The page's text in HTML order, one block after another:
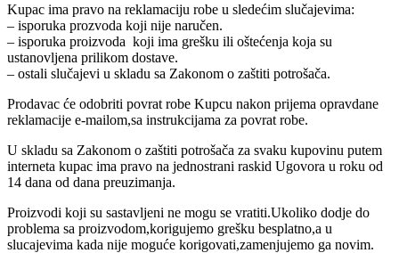
Kupac ima pravo na reklamaciju robe u sledećim slučajevima:
– isporuka prozvoda koji nije naručen.
– isporuka proizvoda koji ima grešku ili oštećenja koja su
ustanovljena prilikom dostave.
– ostali slučajevi u skladu sa Zakonom o zaštiti potrošača.
Prodavac će odobriti povrat robe Kupcu nakon prijema opravdane
reklamacije e-mailom,sa instrukcijama za povrat robe.
U skladu sa Zakonom o zaštiti potrošača za svaku kupovinu putem
interneta kupac ima pravo na jednostrani raskid Ugovora u roku od
14 dana od dana preuzimanja.
Proizvodi koji su sastavljeni ne mogu se vratiti.Ukoliko dodje do
problema sa proizvodom,korigujemo grešku besplatno,a u
slucajevima kada nije moguće korigovati,zamenjujemo ga novim.